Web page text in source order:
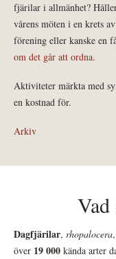
fjärilar i allmänhet?
vårens möten i en krets
förening eller kanske en
om det går att ordna.
Aktiviteter märkta med
en kostnad för.
Arkiv
Dagfjärilar, rhopalocera
över 19 000 kända arter